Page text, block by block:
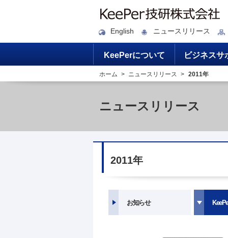
English ニュースリリース
KeePerについて ビジネスサ
ホーム ニュースリリース 2011年
ニュースリリース
2011年
お知らせ